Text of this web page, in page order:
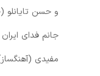
و حسن تایانلو
جانم فدای
مفیدی